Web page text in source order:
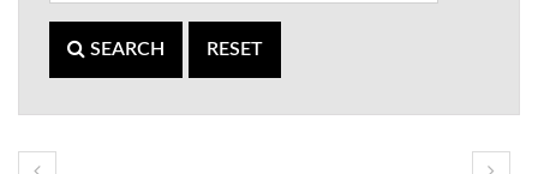
SEARCH RESET